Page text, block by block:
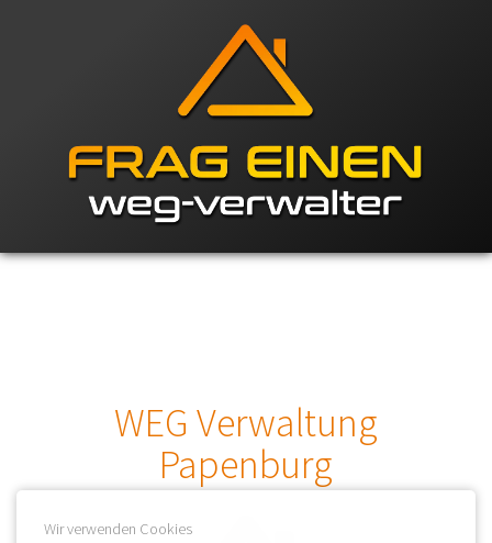
WEG Verwaltung
Papenburg
Wir verwenden Cookies